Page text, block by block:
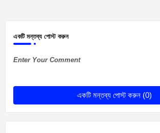
একটি মন্তব্য পোস্ট করুন
Enter Your Comment
একটি মন্তব্য পোস্ট করুন (0)